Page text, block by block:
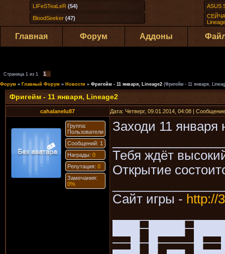
LIFeSTeaLeR (54)
BloodSeeker (47)
ASUS
Главная Форум Аддоны
Страница 1 из 1 1
Форум » Главный Форум » Новости » Фригейм - 11 января, Lineage2 (Фригейм - 11 января,
Фригейм - 11 января, Lineage2
cahalaneIu87 Дата: Четверг, 09.01.2014, 04:08 |
Группа:
Пользователи
Сообщений: 1
Награды: 0
Репутация: 0
Замечания:
0%
Заходи 11 января
Тебя ждёт
Открытие
Сайт игры - http://